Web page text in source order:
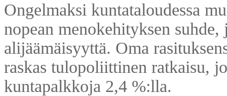
Ongelmaksi kuntataloudessa
nopean menokehityksen
alijäämäisyyttä. Oma
raskas tulopoliittinen ratkaisu,
kuntapalkkoja 2,4 %:lla.